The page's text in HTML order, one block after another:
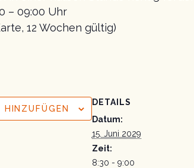
– 09:00 Uhr
12 Wochen gültig)
HINZUFÜGEN
DETAILS
Datum:
15. Juni 2029
Zeit:
8:30 - 9:00